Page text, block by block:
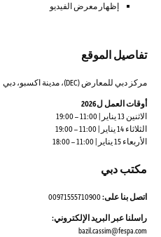
إظهار معرض الفيديو
تفاصيل الموقع
مركز دبي للمعارض (DEC)، مدينة اكسبو، دبي
أوقات العمل ل2026
الاثنين 13 يناير | 11:00 – 19:00
الثلاثاء 14 يناير | 11:00 – 19:00
الأربعاء 15 يناير | 11:00 – 18:00
مكتب دبي
اتصل بنا على:
راسلنا عبر البريد الإلكتروني:
bazil.cassim@fespa.com